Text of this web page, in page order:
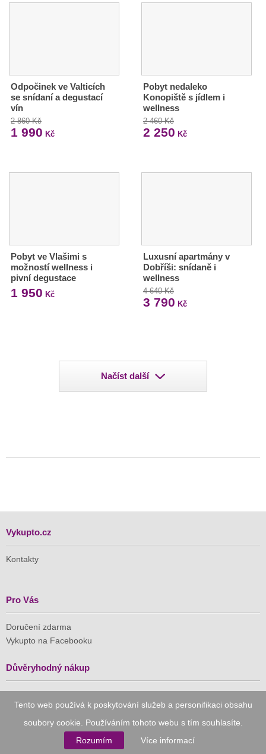
Tento web používá k poskytování služeb a personifikaci obsahu
soubory cookie. Používáním tohoto webu s tím souhlasíte.
Rozumím
Více informací
Odpočinek ve Valticích
se snídaní a degustací
vín
2 860 Kč
1 990 Kč
Pobyt nedaleko
Konopiště s jídlem i
wellness
2 460 Kč
2 250 Kč
Pobyt ve Vlašimi s
možností wellness i
pivní degustace
1 950 Kč
Luxusní apartmány v
Dobříši: snídaně i
wellness
4 640 Kč
3 790 Kč
Načíst další
Vykupto.cz
Kontakty
Pro Vás
Doručení zdarma
Vykupto na Facebooku
Důvěryhodný nákup
komerci (APEK)